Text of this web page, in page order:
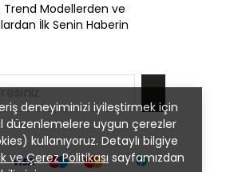
deneyiminizi iyileştirmek için
düzenlemelere uygun çerezler
kullanıyoruz. Detaylı bilgiye
ve Çerez Politikası sayfamızdan
Trend Modellerden ve
İlk Senin Haberin